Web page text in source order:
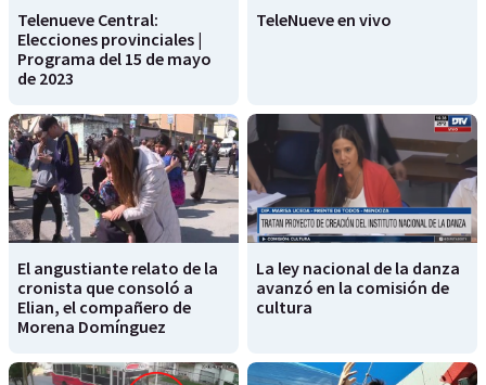
Telenueve Central:
Elecciones provinciales |
Programa del 15 de mayo
de 2023
TeleNueve en vivo
El angustiante relato de la
cronista que consoló a
Elian, el compañero de
Morena Domínguez
La ley nacional de la danza
avanzó en la comisión de
cultura